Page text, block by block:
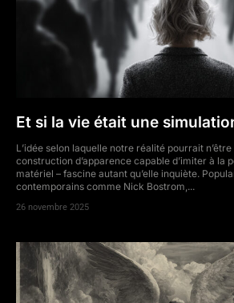
Et si la vie était une
L’idée selon laquelle notre réalité pourrait
construction d’apparence capable d’imiter à la
matériel – fascine autant qu’elle inquiète.
contemporains comme Nick Bostrom,...
26 novembre 2025